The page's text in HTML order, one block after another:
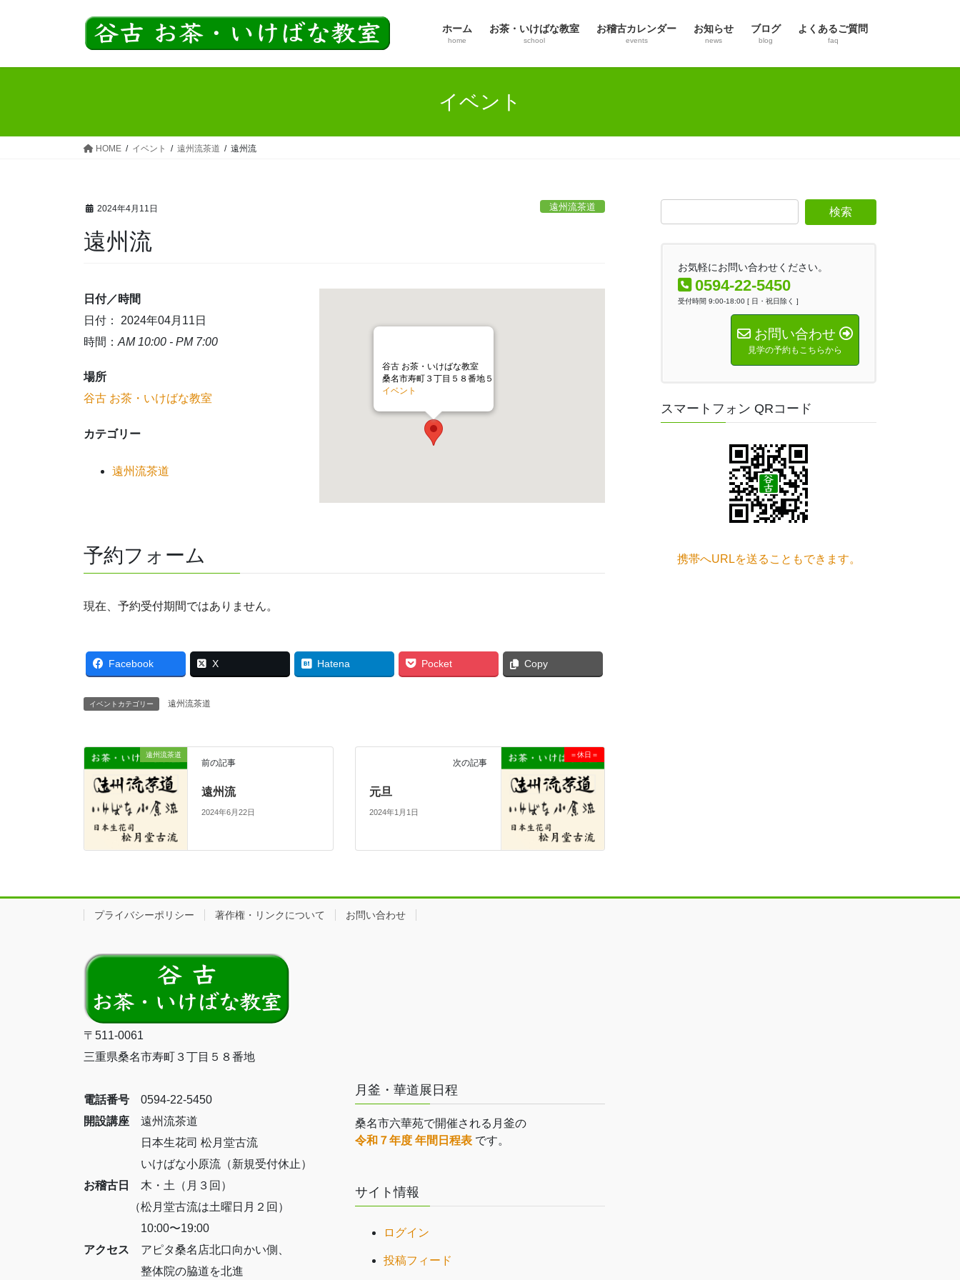
ホーム
home
お茶・いけばな教室
school
お稽古カレンダー
events
お知らせ
news
ブログ
blog
よくあるご質問
faq
イベント
HOME イベント 遠州流茶道 遠州流
2024年4月11日 遠州流茶道
遠州流
谷古 お茶・いけばな教室
桑名市寿町３丁目５８番地５
イベント
日付／時間
日付： 2024年04月11日
時間： AM 10:00 - PM 7:00
場所
谷古 お茶・いけばな教室
カテゴリー
遠州流茶道
予約フォーム
現在、予約受付期間ではありません。
Facebook X Hatena Pocket Copy
イベントカテゴリー 遠州流茶道
遠州流茶道
前の記事
遠州流
2024年6月22日
＝休日＝
次の記事
元旦
2024年1月1日
お気軽にお問い合わせください。
0594-22-5450
受付時間 9:00-18:00 [ 日・祝日除く ]
お問い合わせ
見学の予約もこちらから
スマートフォン QRコード
携帯へURLを送ることもできます。
プライバシーポリシー 著作権・リンクについて お問い合わせ
〒511-0061
三重県桑名市寿町３丁目５８番地
電話番号 0594-22-5450
開設講座 遠州流茶道
日本生花司 松月堂古流
いけばな小原流（新規受付休止）
お稽古日
木・土（月３回）
（松月堂古流は土曜日月２回）
10:00〜19:00
アクセス アピタ桑名店北口向かい側、
整体院の脇道を北進
月釜・華道展日程
桑名市六華苑で開催される月釜の
令和７年度 年間日程表 です。
サイト情報
ログイン
投稿フィード